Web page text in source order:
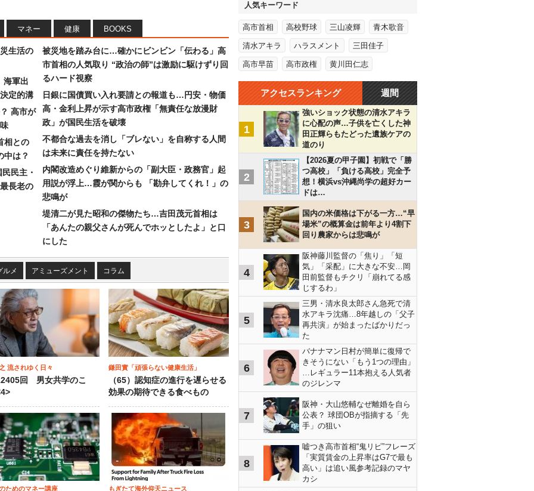
マネー 健康 BOOKS
生活の
海軍出
定的溝
高市が
相との
中は？
民主・
長老の
被災地を踏み台に…確かにビンビン「伝わる」高
市首相の人気取り “政治の師”は激励に駆けずり回
るハード視察
日銀に国債買い入れ要請との報道も…円安・物価
高・金利上昇が示す高市政権「無責任な放漫財
政」が国民生活を破壊
不都合な過去を消し「ブレない」を自称する人間
は未来に責任を持たない
内閣改造めぐり維新からの「副大臣・政務官」起
用説が浮上…霞が関からも 「勘弁してくれ！」の
悲鳴が
堤清二が見た昭和の傑物たち…吉田茂元首相は
「あんたの親父さんが死んでホッとしたよ」と口
にした
ルメ アミューズメント コラム
流されゆく日々
回 男女共学のこ
鎌田實「頑張らない健康生活」
（65）認知症の進行を遅らせる
効果の期待できる食べもの
ためのマネー講座 もぎたて海外仰天ニュース
人気キーワード
高市首相 高校野球 三山凌輝 青木歌音
清水アキラ ハラスメント 三田佳子
高市早苗 高市政権 黄川田仁志
アクセスランキング 週間
1
強いショック状態の清水アキラ
に心配の声…子供を亡くした神
田正輝らもたどった遺族ケアの
道のり
2
【2026夏の甲子園】初戦で「勝
つ高校」「負ける高校」完全予
想！横浜vs沖縄尚学の超好カー
ドは…
3
国内の米価格は下がる一方…“早
場米”の概算金は前年より4割下
回り農家からは悲鳴が
4
阪神藤川監督の「焦り」「短
気」「采配」に大きな不安…岡
田前監督もチクリ「崩れてる感
じするわ」
5
三男・清水良太郎さん急死で清
水アキラ沈痛…8年越しの「父子
再共演」が始まったばかりだっ
た
6
バナナマン日村が簡単に復帰で
きそうにない「もう1つの理由」
…レギュラー11本抱える人気者
のジレンマ
7
阪神・大山悠輔なぜ離婚を自ら
公表？ 球団OBが指摘する「先
手」の狙い
8
嘘つき高市首相“鬼リピ”フレーズ
「実質賃金の上昇率はG7で最も
高い」は追い風参考記録のマヤ
カシ